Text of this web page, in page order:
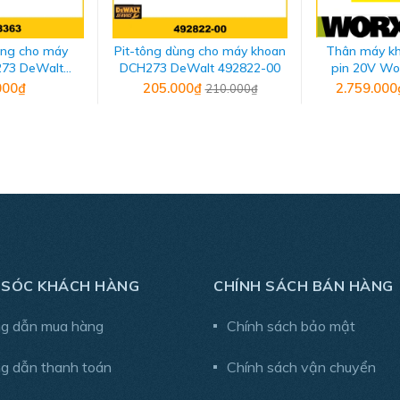
cho máy
DeWalt
Pit-tông dùng cho máy khoan
DCH273 DeWalt 492822-00
205.000₫210.000₫
Thân máy
pin 20V
KHÁCH HÀNG
dẫn mua hàng
dẫn thanh toán
CHÍNH SÁCH BÁN HÀNG
Chính sách bảo mật
Chính sách vận chuyển